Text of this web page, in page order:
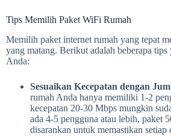
Tips Memilih Paket WiFi Rumah
Memilih paket internet rumah yang tepat
yang matang. Berikut adalah beberapa tips
Anda:
Sesuaikan Kecepatan dengan
rumah Anda hanya memiliki 1-2
kecepatan 20-30 Mbps mungkin
ada 4-5 pengguna atau lebih, paket
disarankan untuk memastikan setiap